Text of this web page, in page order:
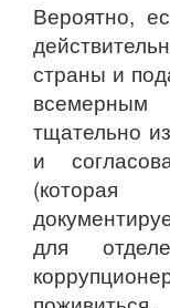
Вероятно,
страны и
тщательно
и
для